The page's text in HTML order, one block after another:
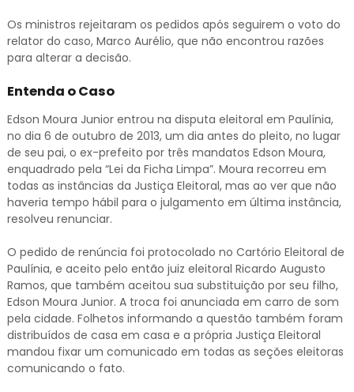
Os ministros rejeitaram os pedidos após seguirem o voto do
relator do caso, Marco Aurélio, que não encontrou razões
para alterar a decisão.
Entenda o Caso
Edson Moura Junior entrou na disputa eleitoral em Paulínia,
no dia 6 de outubro de 2013, um dia antes do pleito, no lugar
de seu pai, o ex-prefeito por três mandatos Edson Moura,
enquadrado pela “Lei da Ficha Limpa”. Moura recorreu em
todas as instâncias da Justiça Eleitoral, mas ao ver que não
haveria tempo hábil para o julgamento em última instância,
resolveu renunciar.
O pedido de renúncia foi protocolado no Cartório Eleitoral de
Paulínia, e aceito pelo então juiz eleitoral Ricardo Augusto
Ramos, que também aceitou sua substituição por seu filho,
Edson Moura Junior. A troca foi anunciada em carro de som
pela cidade. Folhetos informando a questão também foram
distribuídos de casa em casa e a própria Justiça Eleitoral
mandou fixar um comunicado em todas as seções eleitoras
comunicando o fato.